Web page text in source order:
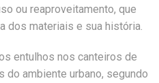
ou reaproveitamento, que
dos materiais e sua história.
entulhos nos canteiros de
do ambiente urbano, segundo